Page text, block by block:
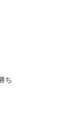
ち